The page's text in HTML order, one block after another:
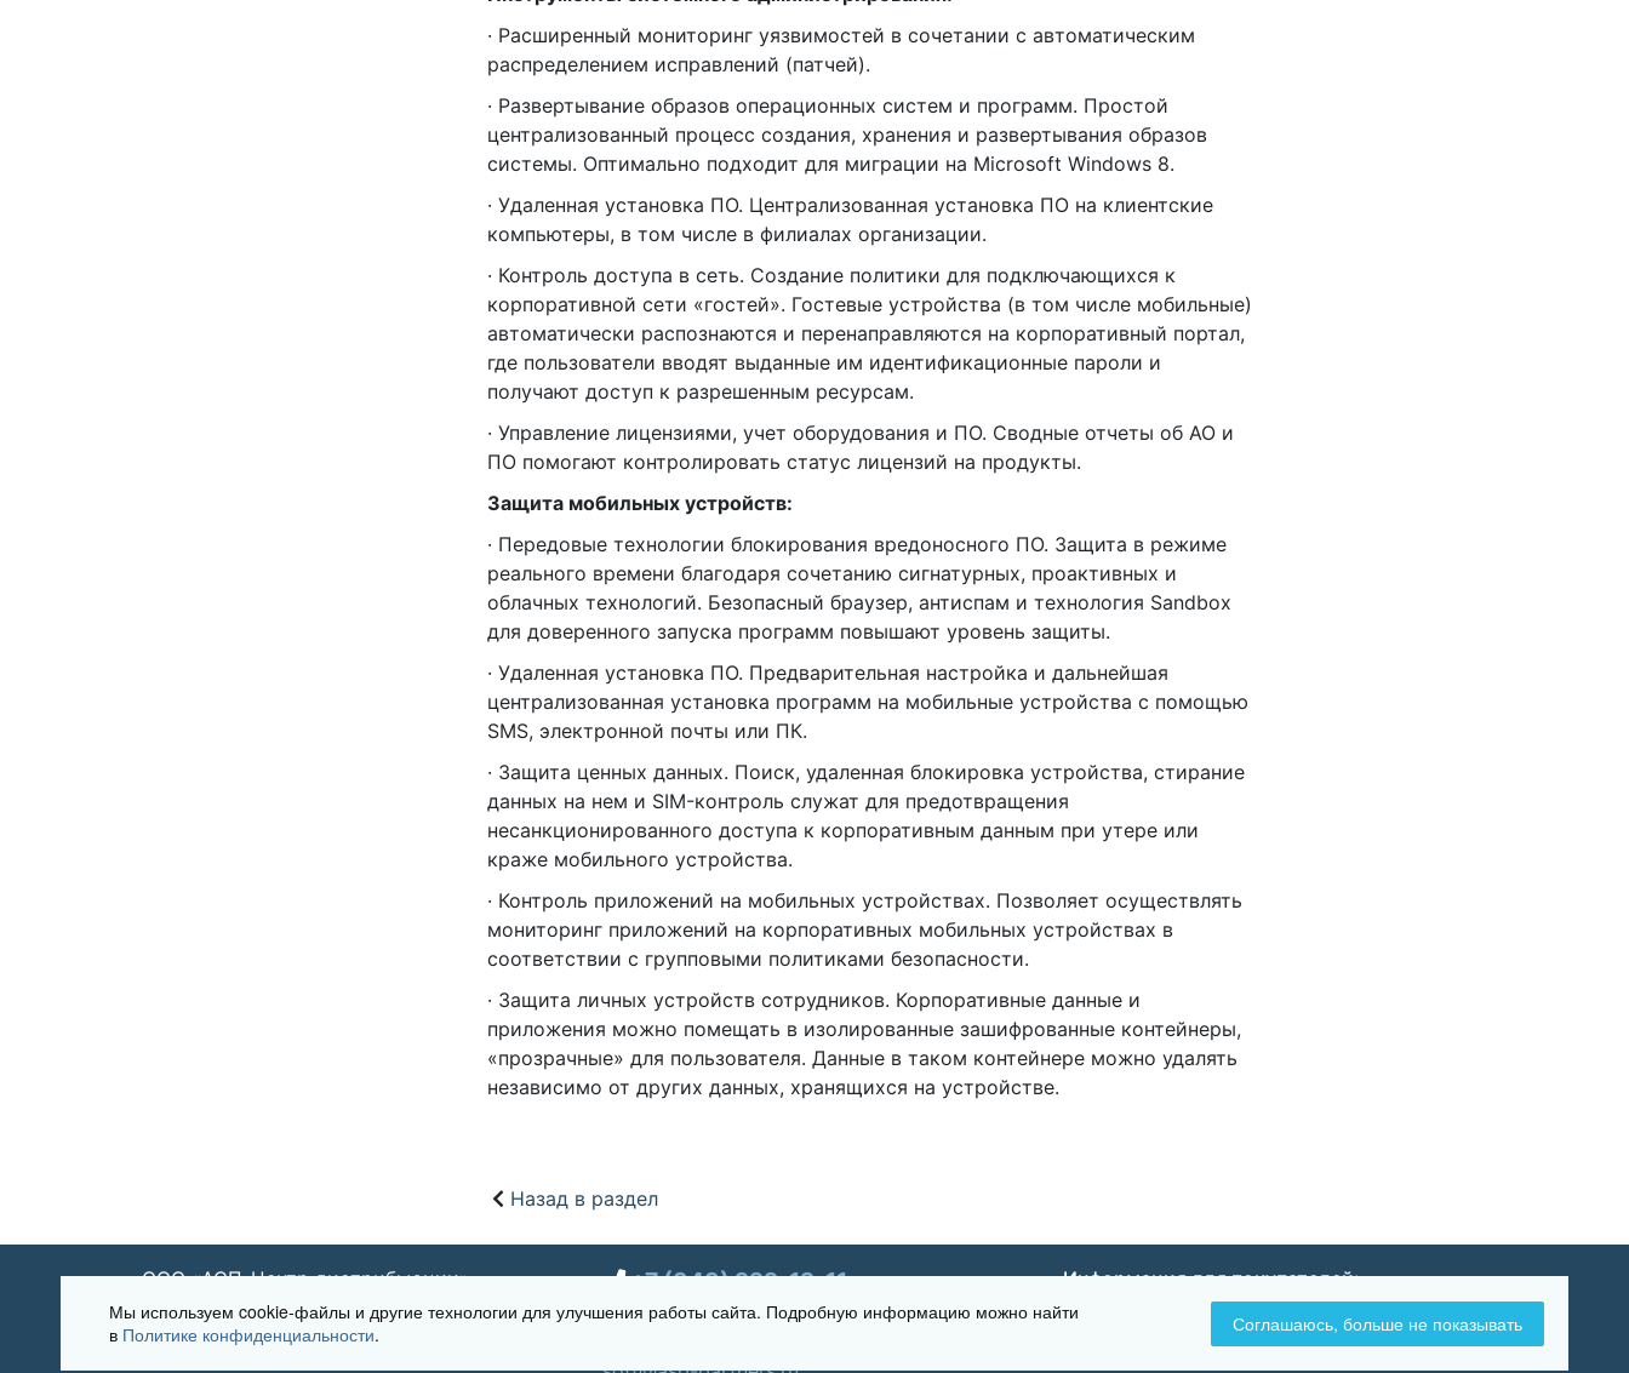
· Расширенный мониторинг уязвимостей в сочетании с автоматическим
распределением исправлений (патчей).
· Развертывание образов операционных систем и программ. Простой
централизованный процесс создания, хранения и развертывания образов
системы. Оптимально подходит для миграции на Microsoft Windows 8.
· Удаленная установка ПО. Централизованная установка ПО на клиентские
компьютеры, в том числе в филиалах организации.
· Контроль доступа в сеть. Создание политики для подключающихся к
корпоративной сети «гостей». Гостевые устройства (в том числе мобильные)
автоматически распознаются и перенаправляются на корпоративный портал,
где пользователи вводят выданные им идентификационные пароли и
получают доступ к разрешенным ресурсам.
· Управление лицензиями, учет оборудования и ПО. Сводные отчеты об АО и
ПО помогают контролировать статус лицензий на продукты.
Защита мобильных устройств:
· Передовые технологии блокирования вредоносного ПО. Защита в режиме
реального времени благодаря сочетанию сигнатурных, проактивных и
облачных технологий. Безопасный браузер, антиспам и технология Sandbox
для доверенного запуска программ повышают уровень защиты.
· Удаленная установка ПО. Предварительная настройка и дальнейшая
централизованная установка программ на мобильные устройства с помощью
SMS, электронной почты или ПК.
· Защита ценных данных. Поиск, удаленная блокировка устройства, стирание
данных на нем и SIM-контроль служат для предотвращения
несанкционированного доступа к корпоративным данным при утере или
краже мобильного устройства.
· Контроль приложений на мобильных устройствах. Позволяет осуществлять
мониторинг приложений на корпоративных мобильных устройствах в
соответствии с групповыми политиками безопасности.
· Защита личных устройств сотрудников. Корпоративные данные и
приложения можно помещать в изолированные зашифрованные контейнеры,
«прозрачные» для пользователя. Данные в таком контейнере можно удалять
независимо от других данных, хранящихся на устройстве.
Назад в раздел
ООО «АСП-Центр дистрибьюции» +7 (343) 222-12-11
г. Екатеринбург, ул. Щорса 7, офис 270
Информация для покупателей:
Оплата и доставка
Возврат и обмен товара
Мы используем cookie-файлы и другие технологии для улучшения работы сайта. Подробную информацию можно найти
в Политике конфиденциальности. Соглашаюсь, больше не показывать